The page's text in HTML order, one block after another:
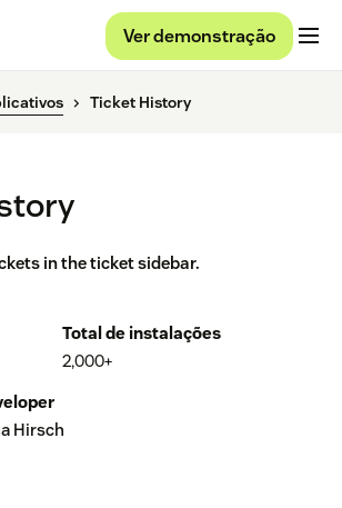
Ver demonstração
Ticket History
in the ticket sidebar.
Total de instalações
2,000+
Hirsch